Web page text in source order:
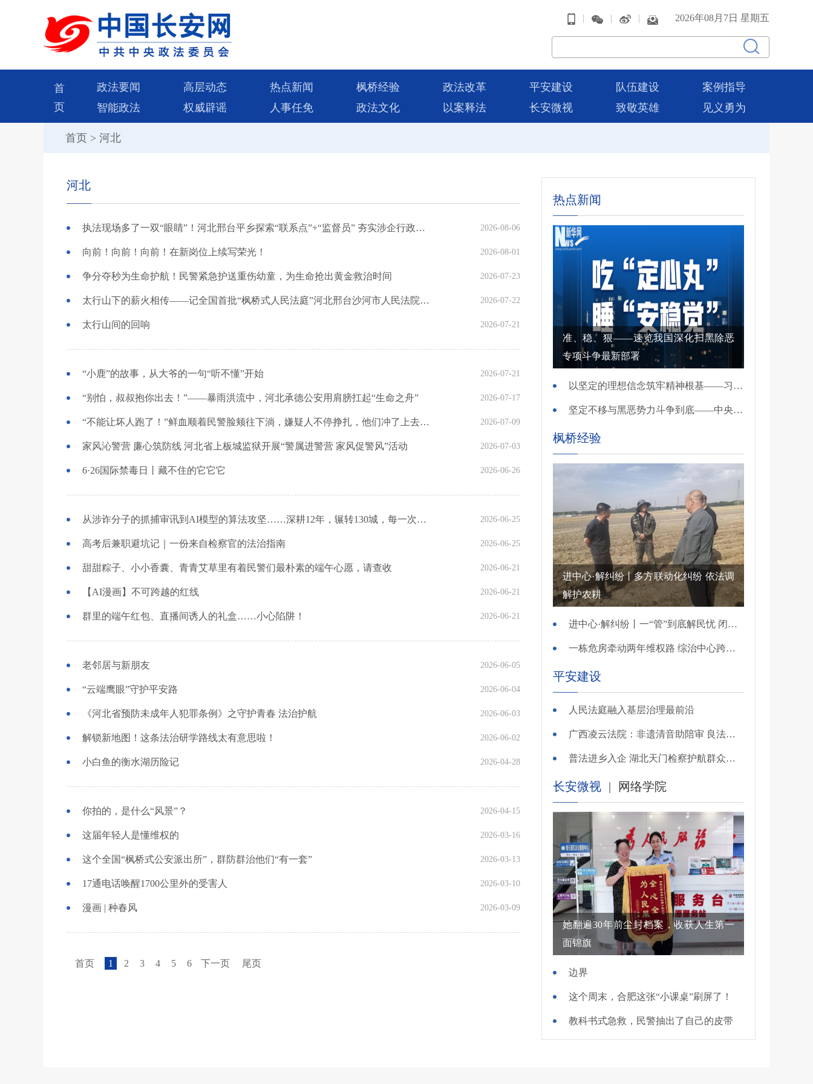
| | | 2026年08月7日 星期五
首
页
政法要闻 高层动态 热点新闻 枫桥经验 政法改革 平安建设 队伍建设
案例指导
智能政法
权威辟谣 人事任免 政法文化 以案释法 长安微视 致敬英雄 见义勇为
首页 > 河北
河北
执法现场多了一双“眼睛”！河北邢台平乡探索“联系点”+“监督员” 夯实涉企行政执法监督群众基础 2026-08-06
向前！向前！向前！在新岗位上续写荣光！ 2026-08-01
争分夺秒为生命护航！民警紧急护送重伤幼童，为生命抢出黄金救治时间 2026-07-23
太行山下的薪火相传——记全国首批“枫桥式人民法庭”河北邢台沙河市人民法院白塔法庭 2026-07-22
太行山间的回响 2026-07-21
“小鹿”的故事，从大爷的一句“听不懂”开始 2026-07-21
“别怕，叔叔抱你出去！”——暴雨洪流中，河北承德公安用肩膀扛起“生命之舟” 2026-07-17
“不能让坏人跑了！”鲜血顺着民警脸颊往下淌，嫌疑人不停挣扎，他们冲了上去…… 2026-07-09
家风沁警营 廉心筑防线 河北省上板城监狱开展“警属进警营 家风促警风”活动 2026-07-03
6·26国际禁毒日丨藏不住的它它它 2026-06-26
从涉诈分子的抓捕审讯到AI模型的算法攻坚……深耕12年，辗转130城，每一次他都全力以赴 2026-06-25
高考后兼职避坑记｜一份来自检察官的法治指南 2026-06-25
甜甜粽子、小小香囊、青青艾草里有着民警们最朴素的端午心愿，请查收 2026-06-21
【AI漫画】不可跨越的红线 2026-06-21
群里的端午红包、直播间诱人的礼盒……小心陷阱！ 2026-06-21
老邻居与新朋友 2026-06-05
“云端鹰眼”守护平安路 2026-06-04
《河北省预防未成年人犯罪条例》之守护青春 法治护航 2026-06-03
解锁新地图！这条法治研学路线太有意思啦！ 2026-06-02
小白鱼的衡水湖历险记 2026-04-28
你拍的，是什么“风景”？ 2026-04-15
这届年轻人是懂维权的 2026-03-16
这个全国“枫桥式公安派出所”，群防群治他们“有一套” 2026-03-13
17通电话唤醒1700公里外的受害人 2026-03-10
漫画 | 种春风 2026-03-09
首页 1 2 3 4 5 6 下一页 尾页
热点新闻
准、稳、狠——速览我国深化扫黑除恶
专项斗争最新部署
以坚定的理想信念筑牢精神根基——习近平党建思想理论品格系列述评之一
坚定不移与黑恶势力斗争到底——中央政法委负责同志就开展深化扫黑除恶专项斗争有关问题答记者问
枫桥经验
进中心·解纠纷丨多方联动化纠纷 依法调
解护农耕
进中心·解纠纷丨一“管”到底解民忧 闭环调处化纠纷
一栋危房牵动两年维权路 综治中心跨省寻鉴解民忧
平安建设
人民法庭融入基层治理最前沿
广西凌云法院：非遗清音助陪审 良法温情解千纷
普法进乡入企 湖北天门检察护航群众金融财产安全
长安微视 | 网络学院
她翻遍30年前尘封档案，收获人生第一
面锦旗
边界
这个周末，合肥这张“小课桌”刷屏了！
教科书式急救，民警抽出了自己的皮带